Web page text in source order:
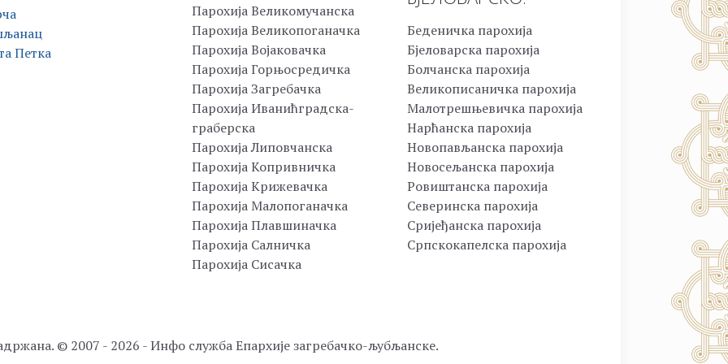
Петка
Парохија Великомучанска
Парохија Великопоганачка
Парохија Војаковачка
Парохија Горњосредичка
Парохија Загребачка
Парохија Иванићградска-
граберска
Парохија Липовчанска
Парохија Копривничка
Парохија Крижевачка
Парохија Малопоганачка
Парохија Плавшиначка
Парохија Салничка
Парохија Сисачка
Беденичка парохија
Бјеловарска парохија
Болчанска парохија
Великописаничка парохија
Малотрешњевичка парохија
Нарћанска парохија
Новопављанска парохија
Новосељанска парохија
Ровиштанска парохија
Северинска парохија
Сријеђанска парохија
Српскокапелска парохија
© 2007 - 2026 - Инфо служба Епархије загребачко-љубљанске.